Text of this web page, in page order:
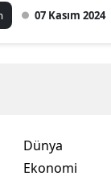
07 Kasım 2024
Dünya
Ekonomi